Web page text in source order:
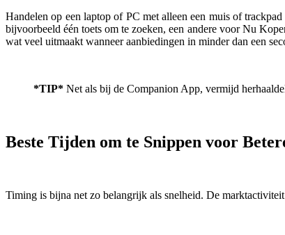
Handelen op een laptop of PC met alleen een muis of
bijvoorbeeld één toets om te zoeken, een andere voor Nu
wat veel uitmaakt wanneer aanbiedingen in minder dan een
*TIP* Net als bij de Companion App, vermijd
Beste Tijden om te Snippen voor
Timing is bijna net zo belangrijk als snelheid. De